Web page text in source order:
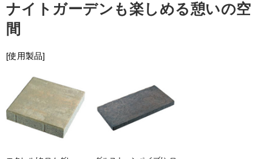
ナイトガーデンも楽しめる憩いの空
間
[使用製品]